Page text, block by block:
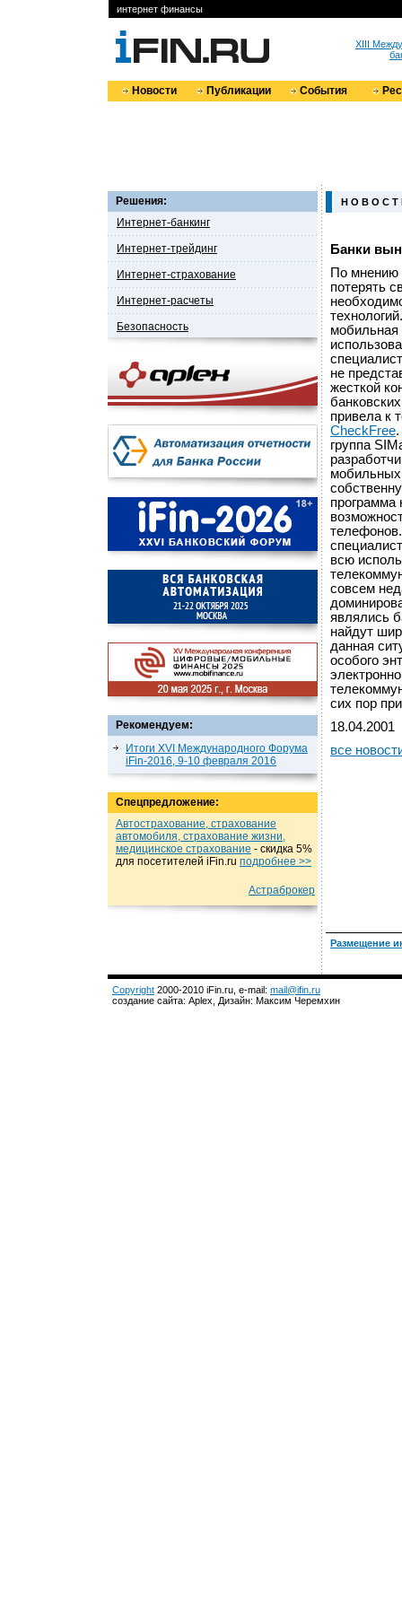
интернет финансы
XIII
Новости Публикации События
Решения:
Интернет-банкинг
Интернет-трейдинг
Интернет-страхование
Интернет-расчеты
Безопасность
Рекомендуем:
Итоги XVI Международного Форума
iFin-2016, 9-10 февраля 2016
Спецпредложение:
Автострахование, страхование
автомобиля, страхование жизни,
медицинское страхование - cкидка 5%
для посетителей iFin.ru подробнеe >>
Астраброкер
Н О В О С Т
Банки
По мнению
потерять
мобильная
не
жесткой
привела к
CheckFree
группа
программа
всю
совсем
являлись
найдут
данная
особого
сих пор
18.04.2001
все
Размещение
Copyright 2000-2010 iFin.ru, e-mail: mail@ifin.ru
создание сайта: Aplex, Дизайн: Максим Черемхин